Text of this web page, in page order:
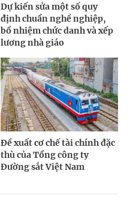
Dự kiến sửa một số quy
định chuẩn nghề nghiệp,
bổ nhiệm chức danh và xếp
lương nhà giáo
Đề xuất cơ chế tài chính đặc
thù của Tổng công ty
Đường sắt Việt Nam